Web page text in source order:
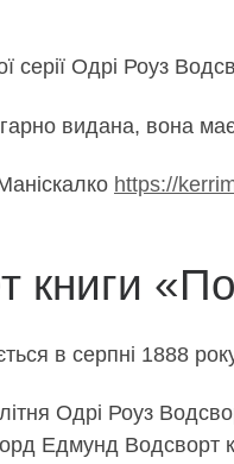
серії Одрі Роуз
видана, вона має
https://
книги
в серпні 1888
Одрі Роуз
Едмунд Водсворт